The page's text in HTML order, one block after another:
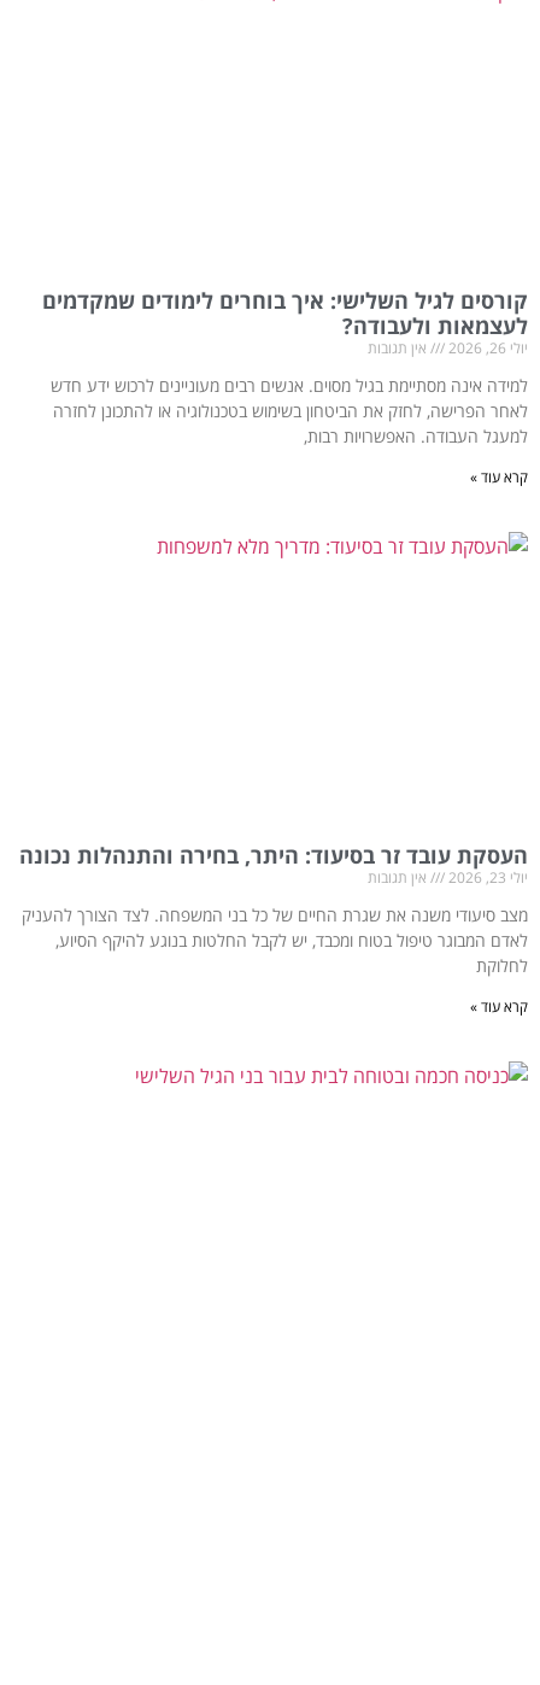
קורסים לגיל השלישי: איך בוחרים לימודים שמקדמים
לעצמאות ולעבודה?
יולי 26, 2026 אין תגובות
למידה אינה מסתיימת בגיל מסוים. אנשים רבים מעוניינים לרכוש ידע חדש
לאחר הפרישה, לחזק את הביטחון בשימוש בטכנולוגיה או להתכונן לחזרה
למעגל העבודה. האפשרויות רבות,
קרא עוד »
העסקת עובד זר בסיעוד: היתר, בחירה והתנהלות נכונה
יולי 23, 2026 אין תגובות
מצב סיעודי משנה את שגרת החיים של כל בני המשפחה. לצד הצורך להעניק
לאדם המבוגר טיפול בטוח ומכבד, יש לקבל החלטות בנוגע להיקף הסיוע,
לחלוקת
קרא עוד »